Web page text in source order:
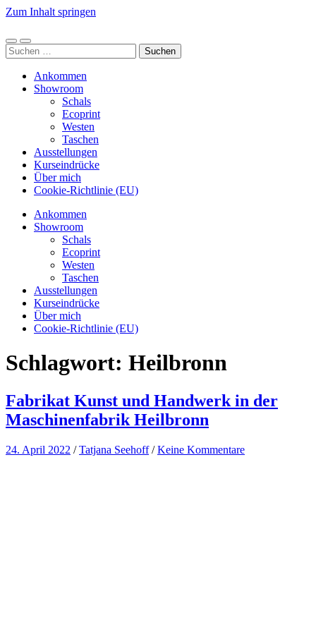
Zum Inhalt springen
Werkstatt
Mobile-
Menü
Suchfeld
ein-/ausblenden
Suchen
nach:
Ankommen
Showroom
Schals
Ecoprint
Westen
Taschen
Ausstellungen
Kurseindrücke
Über mich
Cookie-Richtlinie (EU)
Ankommen
Showroom
Schals
Ecoprint
Westen
Taschen
Ausstellungen
Kurseindrücke
Über mich
Cookie-Richtlinie (EU)
Schlagwort: Heilbronn
Fabrikat Kunst und Handwerk in der
Maschinenfabrik Heilbronn
24. April 2022 /Tatjana Seehoff /Keine Kommentare